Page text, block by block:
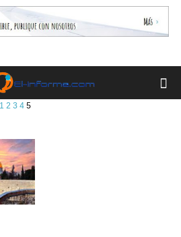
1 2 3 4 5